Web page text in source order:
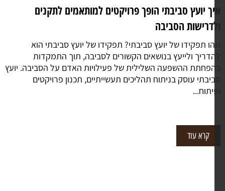
יועץ סביבתי הופך פרויקטים למותאמים לתקנים
הסביבה
תפקידו של יועץ סביבתי? תפקידו של יועץ סביבתי הוא
ולייעץ בנושאים הקשורים לסביבה, תוך התמקדות
ההשפעה השלילית של פעילויות האדם על הסביבה. יועץ
עוסק בניתוח תהליכים תעשייתיים, תכנון פרויקטים
קרא עוד